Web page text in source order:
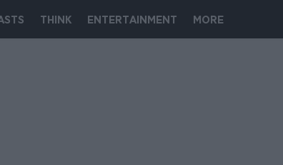
THINK ENTERTAINMENT MORE